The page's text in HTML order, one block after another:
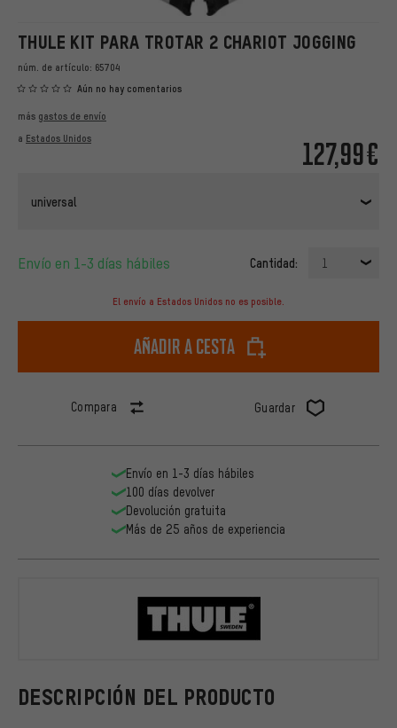
THULE KIT PARA TROTAR 2 CHARIOT JOGGING
núm. de artículo: 65704
Aún no hay comentarios
127,99€
más gastos de envío
a Estados Unidos
universal
Envío en 1-3 días hábiles Cantidad: 1
El envío a Estados Unidos no es posible.
Añadir a cesta
Compara Guardar
DESCRIPCIÓN DEL PRODUCTO
Envío en 1-3 días hábiles
100 días devolver
Devolución gratuita
Más de 25 años de experiencia